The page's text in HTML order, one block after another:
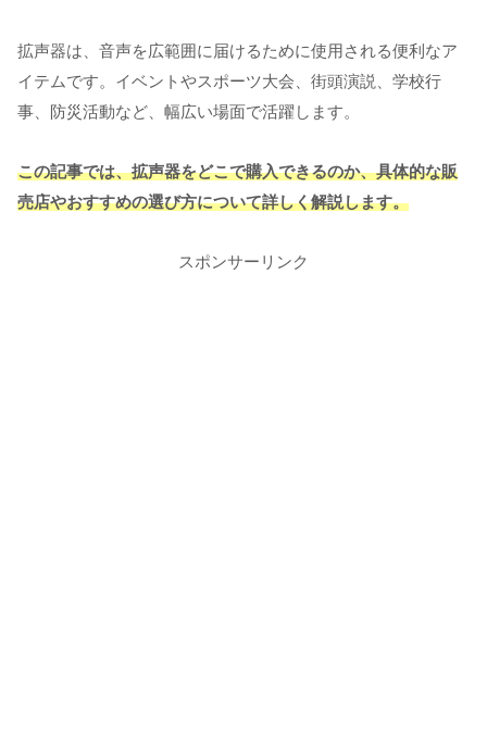
拡声器は、音声を広範囲に届けるために使用される便利なア
イテムです。イベントやスポーツ大会、街頭演説、学校行
事、防災活動など、幅広い場面で活躍します。
この記事では、拡声器をどこで購入できるのか、具体的な販
売店やおすすめの選び方について詳しく解説します。
スポンサーリンク